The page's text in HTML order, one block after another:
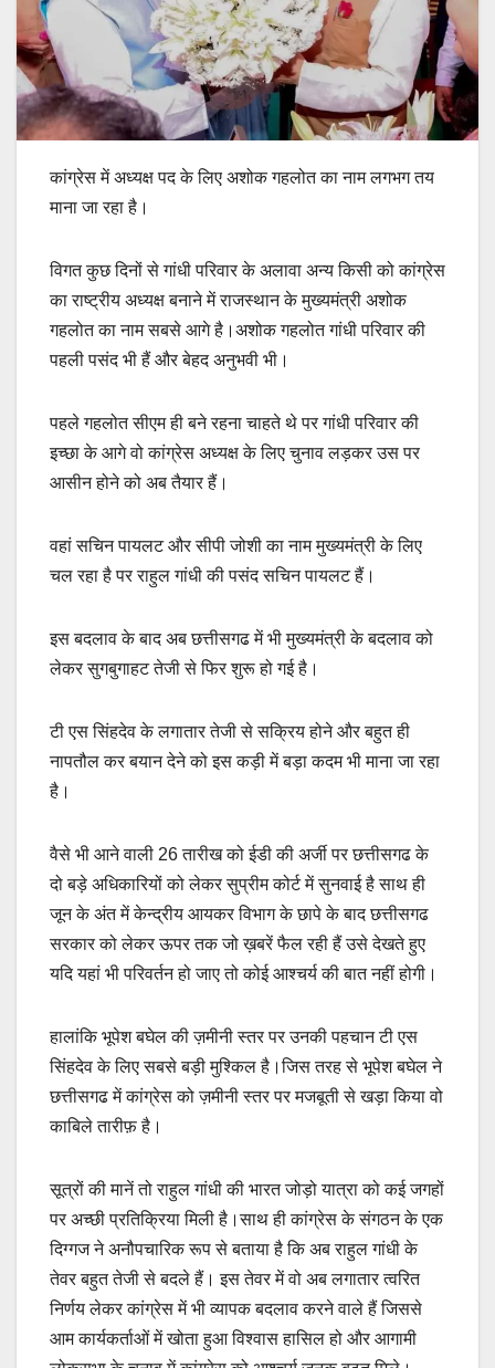
कांग्रेस में अध्यक्ष पद के लिए अशोक गहलोत का नाम लगभग तय
माना जा रहा है।
विगत कुछ दिनों से गांधी परिवार के अलावा अन्य किसी को कांग्रेस
का राष्ट्रीय अध्यक्ष बनाने में राजस्थान के मुख्यमंत्री अशोक
गहलोत का नाम सबसे आगे है।अशोक गहलोत गांधी परिवार की
पहली पसंद भी हैं और बेहद अनुभवी भी।
पहले गहलोत सीएम ही बने रहना चाहते थे पर गांधी परिवार की
इच्छा के आगे वो कांग्रेस अध्यक्ष के लिए चुनाव लड़कर उस पर
आसीन होने को अब तैयार हैं।
वहां सचिन पायलट और सीपी जोशी का नाम मुख्यमंत्री के लिए
चल रहा है पर राहुल गांधी की पसंद सचिन पायलट हैं।
इस बदलाव के बाद अब छत्तीसगढ में भी मुख्यमंत्री के बदलाव को
लेकर सुगबुगाहट तेजी से फिर शुरू हो गई है।
टी एस सिंहदेव के लगातार तेजी से सक्रिय होने और बहुत ही
नापतौल कर बयान देने को इस कड़ी में बड़ा कदम भी माना जा रहा
है।
वैसे भी आने वाली 26 तारीख को ईडी की अर्जी पर छत्तीसगढ के
दो बड़े अधिकारियों को लेकर सुप्रीम कोर्ट में सुनवाई है साथ ही
जून के अंत में केन्द्रीय आयकर विभाग के छापे के बाद छत्तीसगढ
सरकार को लेकर ऊपर तक जो ख़बरें फैल रही हैं उसे देखते हुए
यदि यहां भी परिवर्तन हो जाए तो कोई आश्चर्य की बात नहीं होगी।
हालांकि भूपेश बघेल की ज़मीनी स्तर पर उनकी पहचान टी एस
सिंहदेव के लिए सबसे बड़ी मुश्किल है।जिस तरह से भूपेश बघेल ने
छत्तीसगढ में कांग्रेस को ज़मीनी स्तर पर मजबूती से खड़ा किया वो
काबिले तारीफ़ है।
सूत्रों की मानें तो राहुल गांधी की भारत जोड़ो यात्रा को कई जगहों
पर अच्छी प्रतिक्रिया मिली है।साथ ही कांग्रेस के संगठन के एक
दिग्गज ने अनौपचारिक रूप से बताया है कि अब राहुल गांधी के
तेवर बहुत तेजी से बदले हैं। इस तेवर में वो अब लगातार त्वरित
निर्णय लेकर कांग्रेस में भी व्यापक बदलाव करने वाले हैं जिससे
आम कार्यकर्ताओं में खोता हुआ विश्वास हासिल हो और आगामी